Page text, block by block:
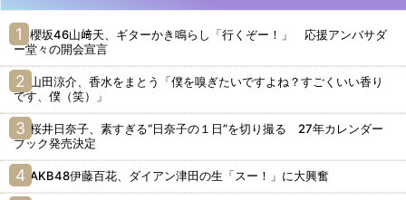
櫻坂46山﨑天、ギターかき鳴らし「行くぞー！」 応援アンバサダ
ー堂々の開会宣言
山田涼介、香水をまとう「僕を嗅ぎたいですよね？すごくいい香り
です、僕（笑）」
桜井日奈子、素すぎる“日奈子の１日”を切り撮る 27年カレンダー
ブック発売決定
AKB48伊藤百花、ダイアン津田の生「スー！」に大興奮